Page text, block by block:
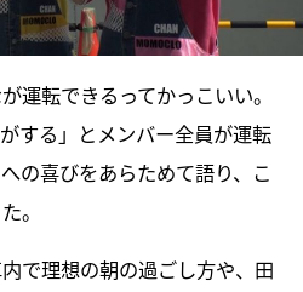
運転できるってかっこいい。
する」とメンバー全員が運転
の喜びをあらためて語り、こ
。
で理想の朝の過ごし方や、田